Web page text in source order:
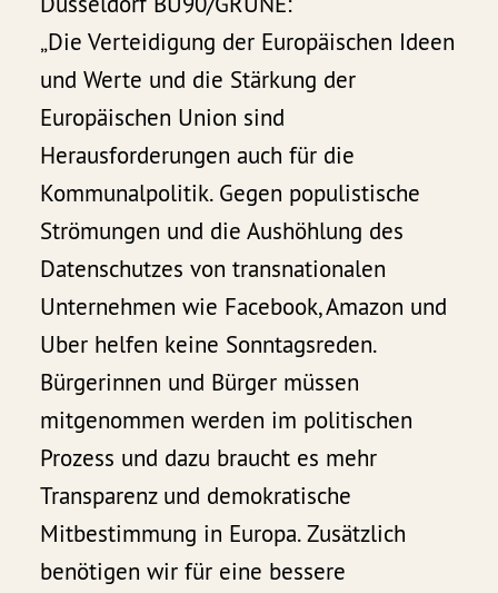
„Die Verteidigung der Europäischen Ideen
und Werte und die Stärkung der
Europäischen Union sind
Herausforderungen auch für die
Kommunalpolitik. Gegen populistische
Strömungen und die Aushöhlung des
Datenschutzes von transnationalen
Unternehmen wie Facebook, Amazon und
Uber helfen keine Sonntagsreden.
Bürgerinnen und Bürger müssen
mitgenommen werden im politischen
Prozess und dazu braucht es mehr
Transparenz und demokratische
Mitbestimmung in Europa. Zusätzlich
benötigen wir für eine bessere